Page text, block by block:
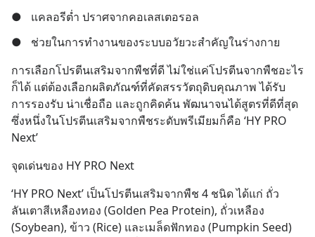
●
แคลอรีต่ำ ปราศจากคอเลสเตอรอล
●
ช่วยในการทำงานของระบบอวัยวะสำคัญในร่างกาย
การเลือกโปรตีนเสริมจากพืชที่ดี ไม่ใช่แค่โปรตีนจากพืชอะไร
ก็ได้ แต่ต้องเลือกผลิตภัณฑ์ที่คัดสรรวัตถุดิบคุณภาพ ได้รับ
การรองรับ น่าเชื่อถือ และถูกคิดค้น พัฒนาจนได้สูตรที่ดีที่สุด
ซึ่งหนึ่งในโปรตีนเสริมจากพืชระดับพรีเมียมก็คือ ‘HY PRO
Next’
จุดเด่นของ HY PRO Next
‘HY PRO Next’ เป็นโปรตีนเสริมจากพืช 4 ชนิด ได้แก่ ถั่ว
ลันเตาสีเหลืองทอง (Golden Pea Protein), ถั่วเหลือง
(Soybean), ข้าว (Rice) และเมล็ดฟักทอง (Pumpkin Seed)